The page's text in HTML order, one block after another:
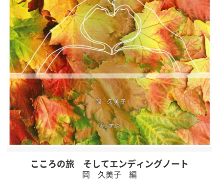
こころの旅 そしてエンディングノート
岡 久美子 編